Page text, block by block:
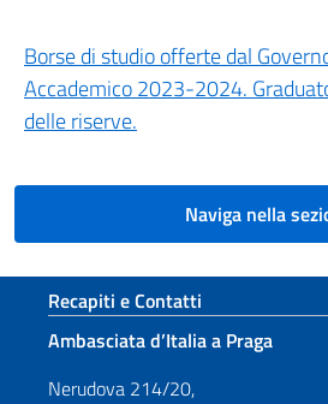
Borse di studio offerte dal
Accademico 2023-2024.
delle riserve.
Naviga nella
Sezione footer
Recapiti e Contatti
Ambasciata d’Italia a Praga
Nerudova 214/20,